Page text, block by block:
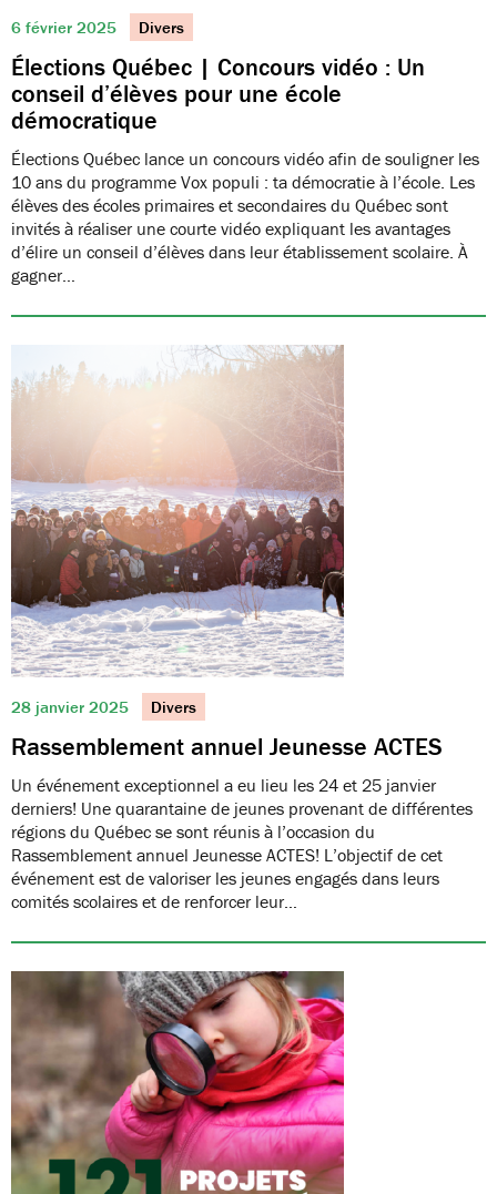
6 février 2025 Divers
Élections Québec | Concours vidéo : Un
conseil d’élèves pour une école
démocratique
Élections Québec lance un concours vidéo afin de souligner les
10 ans du programme Vox populi : ta démocratie à l’école. Les
élèves des écoles primaires et secondaires du Québec sont
invités à réaliser une courte vidéo expliquant les avantages
d’élire un conseil d’élèves dans leur établissement scolaire. À
gagner…
28 janvier 2025 Divers
Rassemblement annuel Jeunesse ACTES
Un événement exceptionnel a eu lieu les 24 et 25 janvier
derniers! Une quarantaine de jeunes provenant de différentes
régions du Québec se sont réunis à l’occasion du
Rassemblement annuel Jeunesse ACTES! L’objectif de cet
événement est de valoriser les jeunes engagés dans leurs
comités scolaires et de renforcer leur…